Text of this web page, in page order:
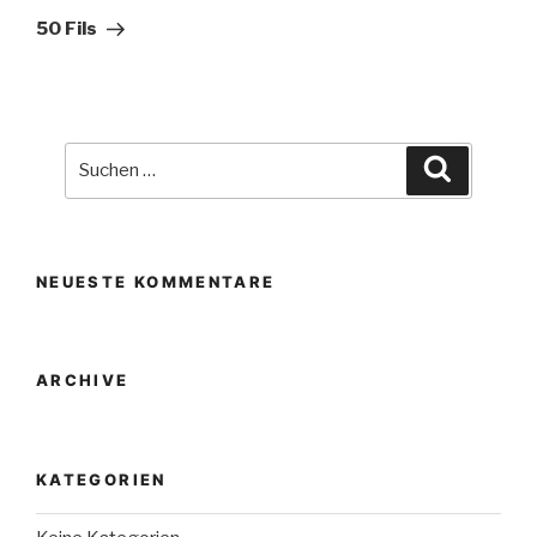
Beitrag
50 Fils
NEUESTE KOMMENTARE
ARCHIVE
KATEGORIEN